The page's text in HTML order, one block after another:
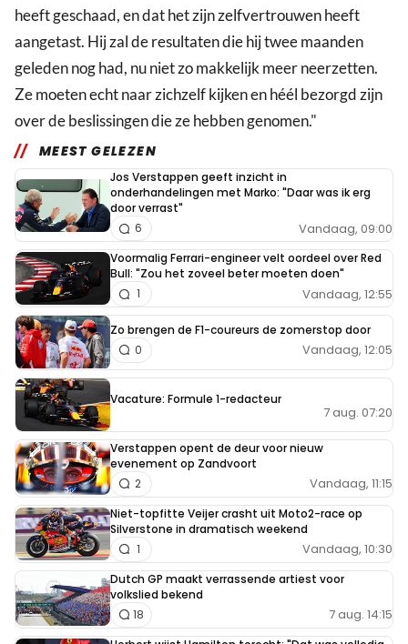
heeft geschaad, en dat het zijn zelfvertrouwen heeft
aangetast. Hij zal de resultaten die hij twee maanden
geleden nog had, nu niet zo makkelijk meer neerzetten.
Ze moeten echt naar zichzelf kijken en héél bezorgd zijn
over de beslissingen die ze hebben genomen."
MEEST GELEZEN
Jos Verstappen geeft inzicht in
onderhandelingen met Marko: "Daar was ik erg
door verrast"
Vandaag, 09:00
6
Voormalig Ferrari-engineer velt oordeel over Red
Bull: "Zou het zoveel beter moeten doen"
Vandaag, 12:55
1
Zo brengen de F1-coureurs de zomerstop door
Vandaag, 12:05
0
Vacature: Formule 1-redacteur
7 aug. 07:20
Verstappen opent de deur voor nieuw
evenement op Zandvoort
Vandaag, 11:15
2
Niet-topfitte Veijer crasht uit Moto2-race op
Silverstone in dramatisch weekend
Vandaag, 10:30
1
Dutch GP maakt verrassende artiest voor
volkslied bekend
7 aug. 14:15
18